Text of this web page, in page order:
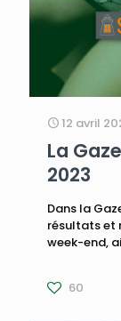
12 avril
La
2023
Dans la
résultats et
week-end,
60